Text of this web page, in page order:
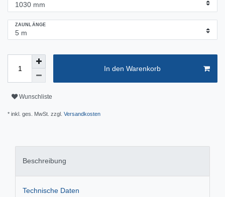
ZAUNLÄNGE
In den Warenkorb
Wunschliste
* inkl. ges. MwSt. zzgl. Versandkosten
Beschreibung
Technische Daten